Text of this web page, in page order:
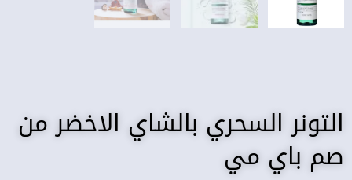
التونر السحري بالشاي الاخضر من
صم باي مي